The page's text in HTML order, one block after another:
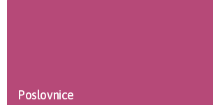
Poslovnice